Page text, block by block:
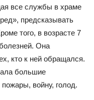
все службы в храме
предсказывать
того, в возрасте 7
Она
кто к ней обращался.
большие
войну, голод.